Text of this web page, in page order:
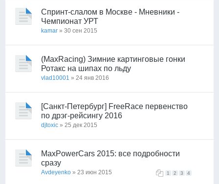
Спринт-слалом в Москве - Мневники -
Чемпионат УРТ
kamar » 30 сен 2015
(MaxRacing) Зимние картинговые гонки
Ротакс на шипах по льду
vlad10001 » 24 янв 2016
[Санкт-Петербург] FreeRace первенство
по дрэг-рейсингу 2016
djtoxic » 25 дек 2015
MaxPowerCars 2015: все подробности
сразу
1 2 3 4
Avdeyenko » 23 июн 2015